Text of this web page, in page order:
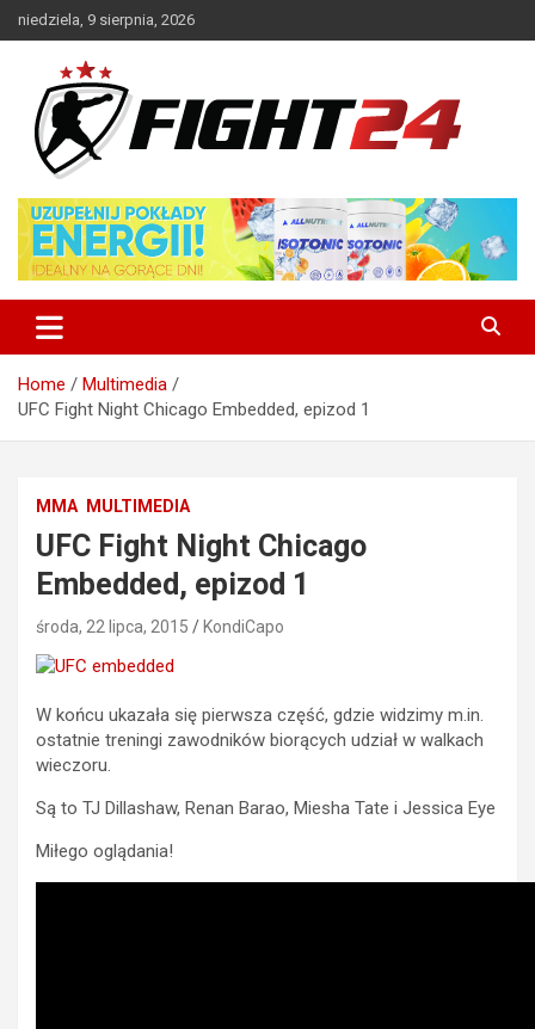
Skip
to
niedziela, 9 sierpnia, 2026
FIGHT24.PL – MMA i K-1, UFC
Home
Multimedia
UFC Fight Night Chicago Embedded, epizod 1
MMA MULTIMEDIA
UFC Fight Night Chicago
Embedded, epizod 1
środa, 22 lipca, 2015 KondiCapo
W końcu ukazała się pierwsza część, gdzie widzimy m.in.
ostatnie treningi zawodników biorących udział w walkach
wieczoru.
Są to TJ Dillashaw, Renan Barao, Miesha Tate i Jessica Eye
Miłego oglądania!